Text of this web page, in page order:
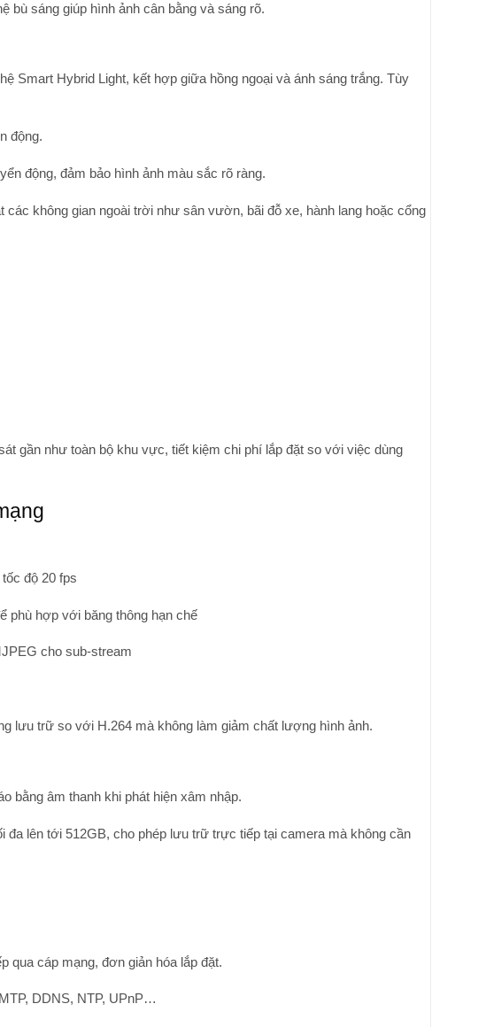
bù sáng giúp hình ảnh cân bằng và sáng rõ.
Smart Hybrid Light, kết hợp giữa hồng ngoại và ánh sáng trắng. Tùy
động.
động, đảm bảo hình ảnh màu sắc rõ ràng.
các không gian ngoài trời như sân vườn, bãi đỗ xe, hành lang hoặc cổng
gần như toàn bộ khu vực, tiết kiệm chi phí lắp đặt so với việc dùng
độ 20 fps
phù hợp với băng thông hạn chế
cho sub-stream
lưu trữ so với H.264 mà không làm giảm chất lượng hình ảnh.
bằng âm thanh khi phát hiện xâm nhập.
đa lên tới 512GB, cho phép lưu trữ trực tiếp tại camera mà không cần
qua cáp mạng, đơn giản hóa lắp đặt.
DDNS, NTP, UPnP…